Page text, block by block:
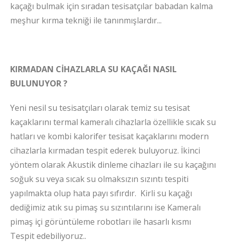
kaçağı bulmak için sıradan tesisatçılar babadan kalma
meşhur kırma tekniği ile tanınmışlardır...
KIRMADAN CİHAZLARLA SU KAÇAĞI NASIL
BULUNUYOR ?
Yeni nesil su tesisatçıları olarak temiz su tesisat
kaçaklarını termal kameralı cihazlarla özellikle sıcak su
hatları ve kombi kalorifer tesisat kaçaklarını modern
cihazlarla kırmadan tespit ederek buluyoruz. İkinci
yöntem olarak Akustik dinleme cihazları ile su kaçağını
soğuk su veya sıcak su olmaksızın sızıntı tespiti
yapılmakta olup hata payı sıfırdır. Kirli su kaçağı
dediğimiz atık su pimaş su sızıntılarını ise Kameralı
pimaş içi görüntüleme robotları ile hasarlı kısmı
Tespit edebiliyoruz..